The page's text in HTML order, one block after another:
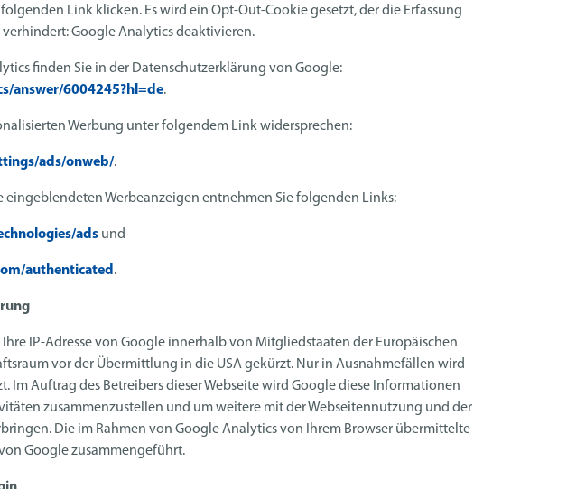
Link klicken. Es wird ein Opt-Out-Cookie gesetzt, der die Erfassung
verhindert: Google Analytics deaktivieren.
finden Sie in der Datenschutzerklärung von Google:
answer/6004245?hl=de.
Werbung unter folgendem Link widersprechen:
ads/onweb/.
Werbeanzeigen entnehmen Sie folgenden Links:
adsund
authenticated .
IP-Adresse von Google innerhalb von Mitgliedstaaten der Europäischen
vor der Übermittlung in die USA gekürzt. Nur in Ausnahmefällen wird
Im Auftrag des Betreibers dieser Webseite wird Google diese Informationen
zusammenzustellen und um weitere mit der Webseitennutzung und der
Die im Rahmen von Google Analytics von Ihrem Browser übermittelte
Google zusammengeführt.